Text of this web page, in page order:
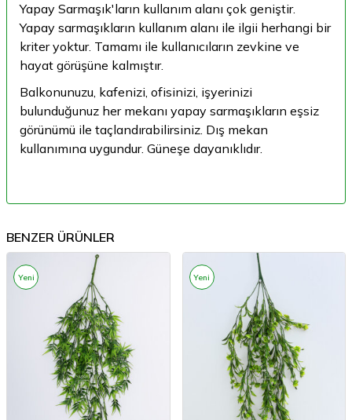
Yapay Sarmaşık'ların kullanım alanı çok geniştir.
Yapay sarmaşıkların kullanım alanı ile ilgii herhangi bir
kriter yoktur. Tamamı ile kullanıcıların zevkine ve
hayat görüşüne kalmıştır.
Balkonunuzu, kafenizi, ofisinizi, işyerinizi
bulunduğunuz her mekanı yapay sarmaşıkların eşsiz
görünümü ile taçlandırabilirsiniz. Dış mekan
kullanımına uygundur. Güneşe dayanıklıdır.
BENZER ÜRÜNLER
Yeni Yeni